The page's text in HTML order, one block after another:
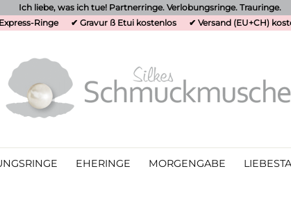
Ich liebe, was ich tue! Partnerringe. Verlobungsringe. Trauringe.
Ringe ✔ Gravur ß Etui kostenlos ✔ Versand (EU+CH)
EHERINGE MORGENGABE